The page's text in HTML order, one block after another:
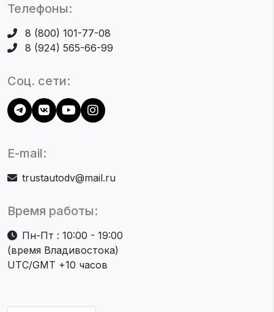
Телефоны:
8 (800) 101-77-08
8 (924) 565-66-99
Соц. сети:
Время работы:
Пн-Пт : 10:00 - 19:00
(время Владивостока)
UTC/GMT +10 часов
E-mail:
trustautodv@mail.ru